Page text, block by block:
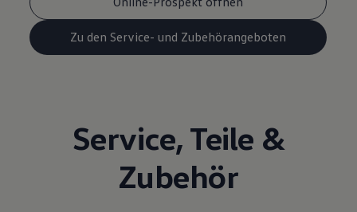
Zu den Service- und Zubehörangeboten
Service, Teile &
Zubehör